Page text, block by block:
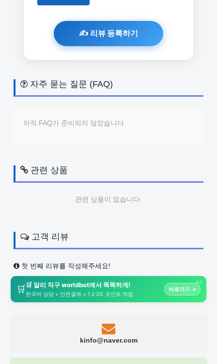
자주 묻는 질문 (FAQ)
아직 FAQ가 준비되지 않았습니다.
관련 상품
관련 상품이 없습니다.
고객 리뷰
첫 번째 리뷰를 작성해주세요!
AD
🛒🛒 알리 직구 worldbot에서 똑똑하게!
한국어 상담 + 안전결제 + 1·2·3% 포인트 적립
바로가기 →
kinfo@naver.com